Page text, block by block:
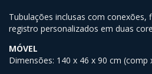
Tubulações inclusas com conexões,
registro personalizados em duas
MÓVEL
Dimensões: 140 x 46 x 90 cm (comp